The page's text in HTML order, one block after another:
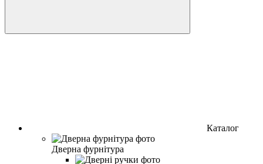
Каталог
Дверна фурнітура